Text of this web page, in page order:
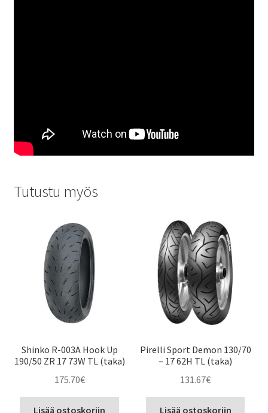
Tutustu myös
Shinko R-003A Hook Up
190/50 ZR 17 73W TL (taka)
175.70€
Lisää ostoskoriin
Pirelli Sport Demon 130/70
– 17 62H TL (taka)
131.67€
Lisää ostoskoriin